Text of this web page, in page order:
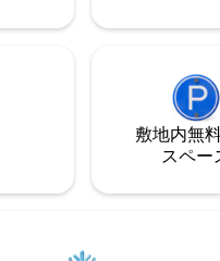
以上の宿泊になりま
ゲストは個別問い合
プンの日程も対応可
、駐車場は除雪しま
除雪はゲスト自身で
を
ビ
須
おりません
左
り
防
敷地内無
ス⁠ペ⁠ー⁠